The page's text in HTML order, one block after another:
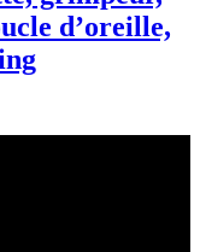
d’oreille,